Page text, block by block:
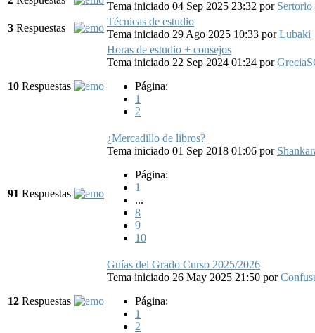
Tema iniciado 04 Sep 2025 23:32 por Sertorio
3 Respuestas
Técnicas de estudio
Tema iniciado 29 Ago 2025 10:33 porLubaki
10 Respuestas
Horas de estudio + consejos
Tema iniciado 22 Sep 2024 01:24 por
Página:
1
2
91 Respuestas
¿Mercadillo de libros?
Tema iniciado 01 Sep 2018 01:06 por
Página:
1
...
8
9
10
12 Respuestas
Guías del Grado Curso 2025/2026
Tema iniciado 26 May 2025 21:50 por
Página:
1
2